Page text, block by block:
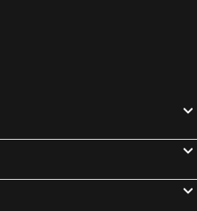
Hotel Villa Singala